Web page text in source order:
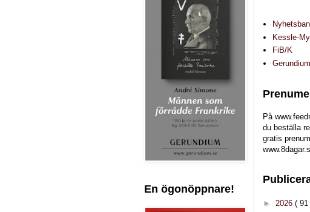
En ögonöppnare!
Kessle-
FiB/K
På
du beställa
gratis
► 2026 ( 91